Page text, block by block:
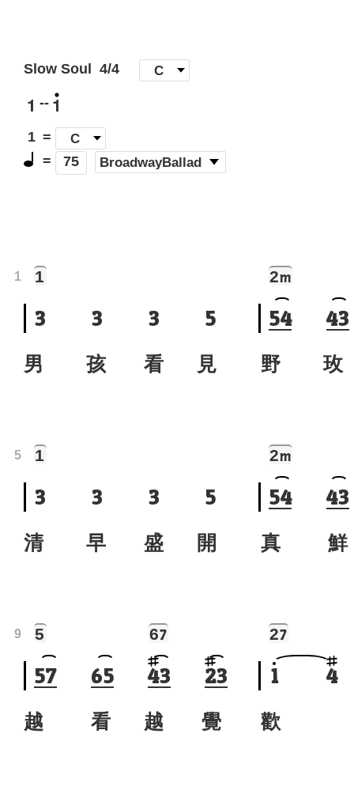
Slow Soul 4/4 C ]
1 -- 1
1 =
C
=
75 (BroadwayBallad)
1
3 3 3 5
1
男 孩 看 見
2m
54 43
野 玫
1
3 3 3 5
5
清 早 盛 開
2m
54 43
真
5 67
57 65 43 23
9
越 看 越 覺
27
1 4
歡